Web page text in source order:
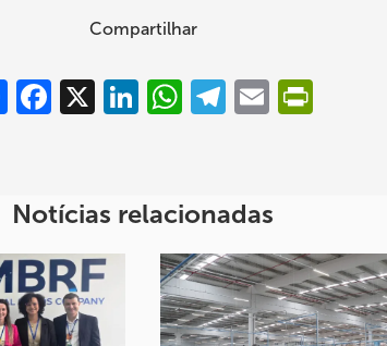
Compartilhar
Compartilhar
Facebook
X LinkedInWhatsAppTelegram
Email
Notícias relacionadas